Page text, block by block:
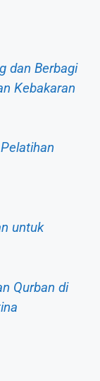
dan Berbagi
Kebakaran
untuk
Qurban di